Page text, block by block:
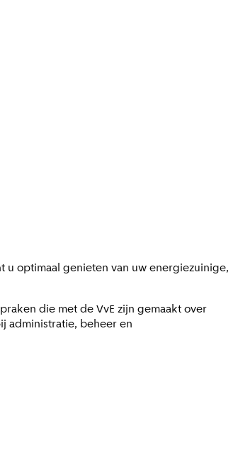
optimaal genieten van uw energiezuinige,
die met de VvE zijn gemaakt over
administratie, beheer en